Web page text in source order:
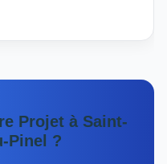
Projet à Saint-
Pinel ?